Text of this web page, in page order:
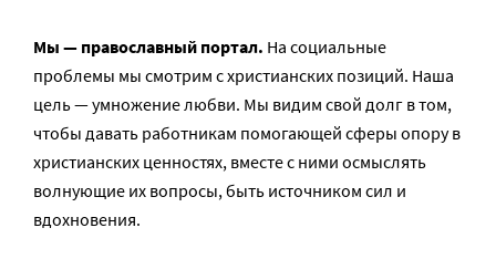
Мы — православный портал. На социальные
проблемы мы смотрим с христианских позиций. Наша
цель — умножение любви. Мы видим свой долг в том,
чтобы давать работникам помогающей сферы опору в
христианских ценностях, вместе с ними осмыслять
волнующие их вопросы, быть источником сил и
вдохновения.